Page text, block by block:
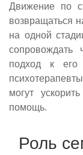
Движение по
возвращаться
на одной
сопровождать
подход к его
могут
помощь.
Роль